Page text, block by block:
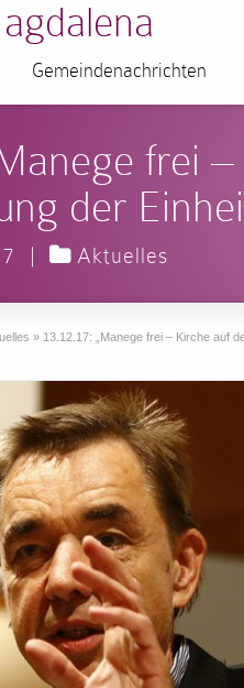
Gemeindenachrichten
frei
der
| Aktuelles
» 13.12.17: „Manege frei – Kirche auf